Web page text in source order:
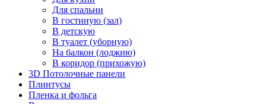
Для спальни
В гостиную (зал)
В детскую
В туалет (уборную)
На балкон (лоджию)
В коридор (прихожую)
3D Потолочные панели
Плинтусы
Пленка и фольга